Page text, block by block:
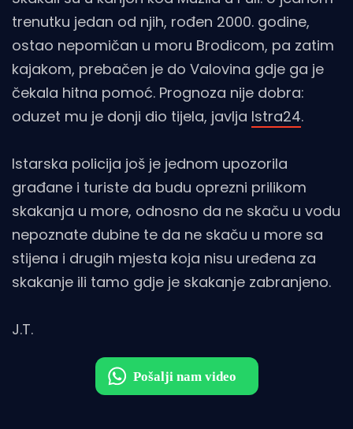
trenutku jedan od njih, rođen 2000. godine,
ostao nepomičan u moru Brodicom, pa zatim
kajakom, prebačen je do Valovina gdje ga je
čekala hitna pomoć. Prognoza nije dobra:
oduzet mu je donji dio tijela, javlja Istra24.
Istarska policija još je jednom upozorila
građane i turiste da budu oprezni prilikom
skakanja u more, odnosno da ne skaču u vodu
nepoznate dubine te da ne skaču u more sa
stijena i drugih mjesta koja nisu uređena za
skakanje ili tamo gdje je skakanje zabranjeno.
J.T.